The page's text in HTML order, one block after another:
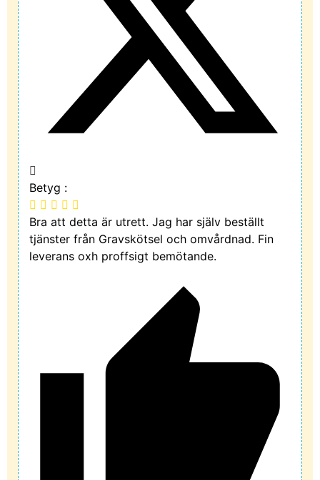
Betyg :
Bra att detta är utrett. Jag har själv beställt
tjänster från Gravskötsel och omvårdnad. Fin
leverans oxh proffsigt bemötande.